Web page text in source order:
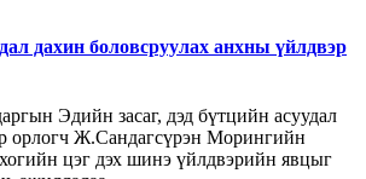
дахин боловсруулах анхны үйлдвэр
Эдийн засаг, дэд бүтцийн асуудал
орлогч Ж.Сандагсүрэн Морингийн
цэг дэх шинэ үйлдвэрийн явцыг